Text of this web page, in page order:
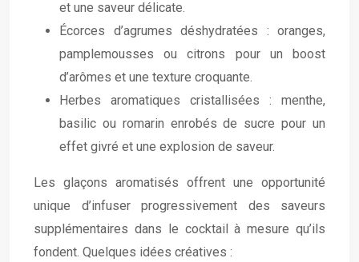
et une saveur délicate.
Écorces d’agrumes déshydratées : oranges,
pamplemousses ou citrons pour un boost
d’arômes et une texture croquante.
Herbes aromatiques cristallisées : menthe,
basilic ou romarin enrobés de sucre pour un
effet givré et une explosion de saveur.
Les glaçons aromatisés offrent une opportunité
unique d’infuser progressivement des saveurs
supplémentaires dans le cocktail à mesure qu’ils
fondent. Quelques idées créatives :